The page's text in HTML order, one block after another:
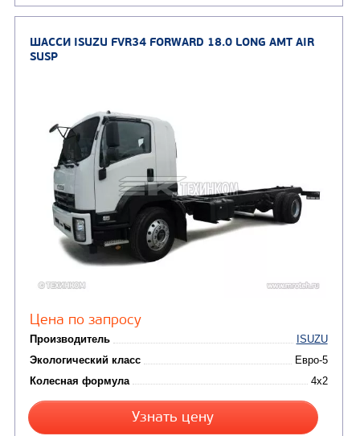
Цена по запросу
Производитель
Экологический класс